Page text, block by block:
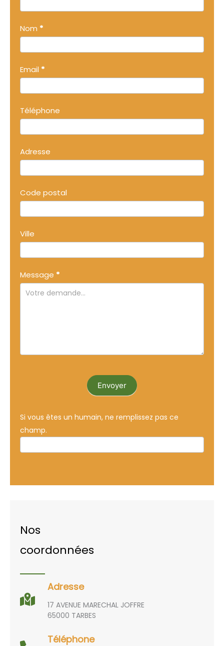
Nom *
Email *
Téléphone
Adresse
Code postal
Ville
Message *
Envoyer
Si vous êtes un humain, ne remplissez pas ce
champ.
Nos
coordonnées
Adresse
17 AVENUE MARECHAL JOFFRE
65000 TARBES
Téléphone